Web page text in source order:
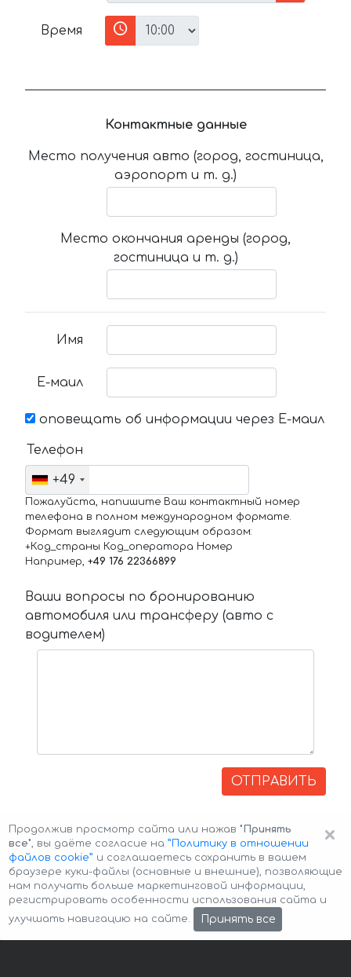
Время
Контактные данные
Место получения авто (город, гостиница,
аэропорт и т. д.)
Место окончания аренды (город,
гостиница и т. д.)
Имя
Е-маил
оповещать об информации через Е-маил
Телефон
+49
Пожалуйста, напишите Ваш контактный номер
телефона в полном международном формате.
Формат выглядит следующим образом:
+Код_страны Код_оператора Номер
Например, +49 176 22366899
Ваши вопросы по бронированию
автомобиля или трансферу (авто с
водителем)
ОТПРАВИТЬ
Авторские права © 2026 Авто-Аренда Cookie Policy
×
Продолжив просмотр сайта или нажав "Принять
все", вы даёте согласие на ”Политику в отношении
файлов cookie” и соглашаетесь сохранить в вашем
браузере куки-файлы (основные и внешние), позволяющие
нам получать больше маркетинговой информации,
регистрировать особенности использования сайта и
улучшать навигацию на сайте.
Принять все